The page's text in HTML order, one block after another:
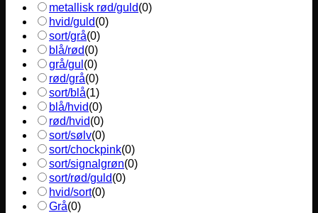
metallisk rød/guld(0)
hvid/guld(0)
sort/grå(0)
blå/rød(0)
grå/gul (0)
rød/grå(0)
sort/blå(1)
blå/hvid(0)
rød/hvid(0)
sort/sølv(0)
sort/chockpink(0)
sort/signalgrøn(0)
sort/rød/guld(0)
hvid/sort(0)
Grå(0)